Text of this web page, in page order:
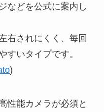
などを公式に案内し
右されにくく、毎回
すいタイプです。
)
性能カメラが必須と